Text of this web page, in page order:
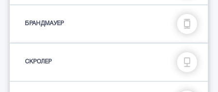
БРАНДМАУЕР
СКРОЛЕР